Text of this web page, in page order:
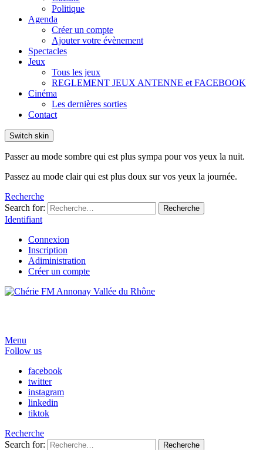
Politique
Agenda
Créer un compte
Ajouter votre évènement
Spectacles
Jeux
Tous les jeux
REGLEMENT JEUX ANTENNE et FACEBOOK
Cinéma
Les dernières sorties
Contact
Switch skin
Passer au mode sombre qui est plus sympa pour vos yeux la nuit.
Passez au mode clair qui est plus doux sur vos yeux la journée.
Recherche
Search for:
Recherche
Identifiant
Connexion
Inscription
Adiministration
Créer un compte
Menu
Follow us
facebook
twitter
instagram
linkedin
tiktok
Recherche
Search for:
Recherche